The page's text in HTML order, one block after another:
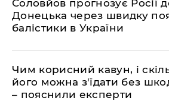
Соловйов прогнозує Росії
Донецька через швидку
балістики в України
Чим корисний кавун, і
його можна з'їдати без
– пояснили експерти